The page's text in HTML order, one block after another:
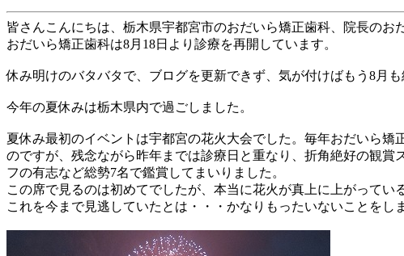
皆さんこんにちは、栃木県宇都宮市のおだいら矯正歯科、院長のお
おだいら矯正歯科は8月 18日より診療を再開しています。
休み明けのバタバタで、ブログを更新できず、気が付けばもう 8月
今年の夏休みは栃木県内で過ごしました。
夏休み最初のイベントは宇都宮の花火大会でした。毎年おだいら
のですが、残念ながら昨年までは診療日と重なり、折角絶好の観
フの有志など総勢7名で鑑賞してまいりました。
この席で見るのは初めてでしたが、本当に花火が真上に上がってい
これを今まで見逃していたとは・・・かなりもったいないことをし